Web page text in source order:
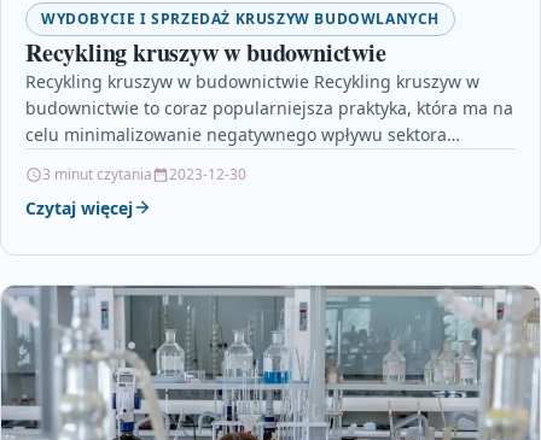
WYDOBYCIE I SPRZEDAŻ KRUSZYW BUDOWLANYCH
Recykling kruszyw w budownictwie
Recykling kruszyw w budownictwie Recykling kruszyw w
budownictwie to coraz popularniejsza praktyka, która ma na
celu minimalizowanie negatywnego wpływu sektora
3 minut czytania 2023-12-30
Czytaj więcej